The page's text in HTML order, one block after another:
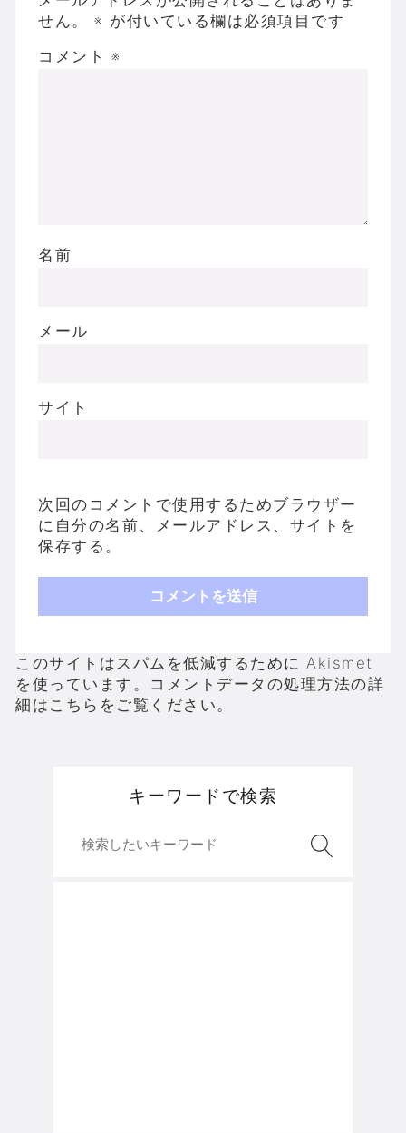
せん。
※ が付いている欄は必須項目です
コメント ※
名前
メール
サイト
次回のコメントで使用するためブラウザー
に自分の名前、メールアドレス、サイトを
保存する。
このサイトはスパムを低減するために Akismet
を使っています。 コメントデータの処理方法の詳
細はこちらをご覧ください。
キーワードで検索